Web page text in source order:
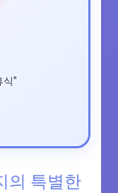
”
의 특별한